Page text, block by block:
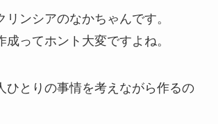
リンシアのなかちゃんです。
成ってホント大変ですよね。
ひとりの事情を考えながら作るの